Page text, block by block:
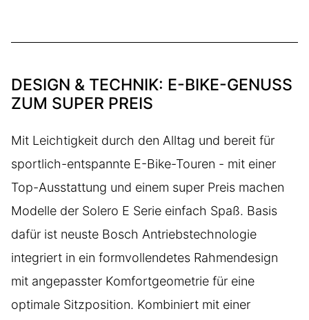
DESIGN & TECHNIK: E-BIKE-GENUSS
ZUM SUPER PREIS
Mit Leichtigkeit durch den Alltag und bereit für
sportlich-entspannte E-Bike-Touren - mit einer
Top-Ausstattung und einem super Preis machen
Modelle der Solero E Serie einfach Spaß. Basis
dafür ist neuste Bosch Antriebstechnologie
integriert in ein formvollendetes Rahmendesign
mit angepasster Komfortgeometrie für eine
optimale Sitzposition. Kombiniert mit einer